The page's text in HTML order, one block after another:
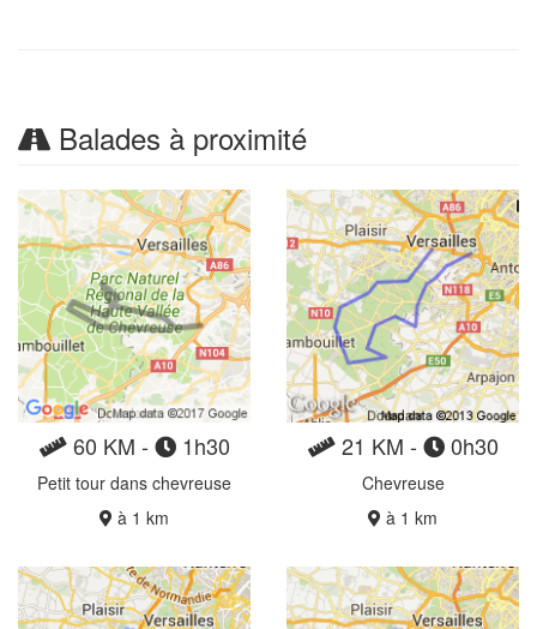
Balades à proximité
60 KM - 1h30
Petit tour dans chevreuse
à 1 km
21 KM - 0h30
Chevreuse
à 1 km